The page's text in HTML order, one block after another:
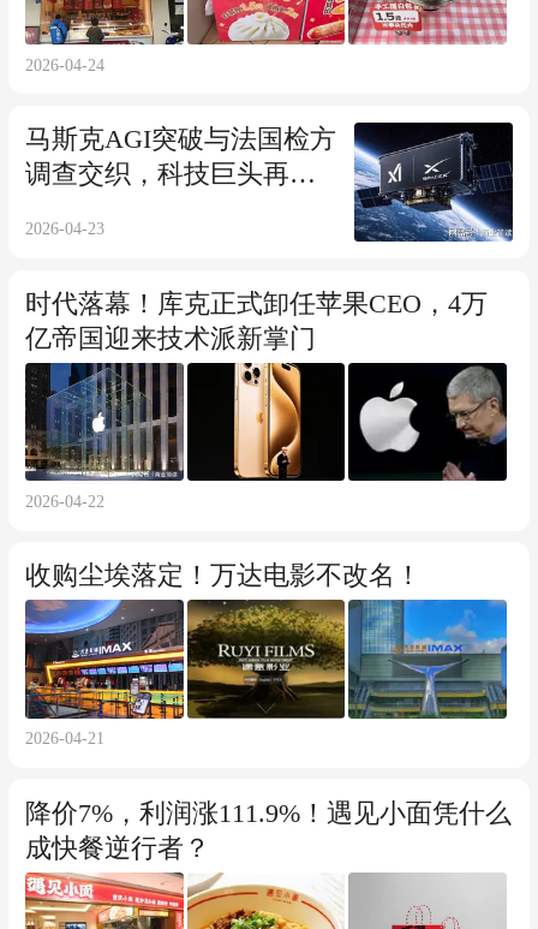
2026-04-24
马斯克AGI突破与法国检方
调查交织，科技巨头再成
2026-04-23
时代落幕！库克正式卸任苹果CEO，4万
亿帝国迎来技术派新掌门
2026-04-22
收购尘埃落定！万达电影不改名！
2026-04-21
降价7%，利润涨111.9%！遇见小面凭什么
成快餐逆行者？